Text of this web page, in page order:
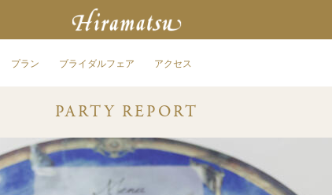
プラン ブライダルフェア アクセス
PARTY REPORT